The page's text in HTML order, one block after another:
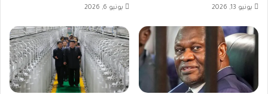
يونيو 13, 2026 يونيو 6, 2026